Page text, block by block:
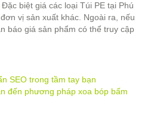
biệt giá các loại Túi PE tại Phú
vị sản xuất khác. Ngoài ra, nếu
báo giá sản phẩm có thể truy cập
SEO trong tầm tay bạn
đến phương pháp xoa bóp bấm